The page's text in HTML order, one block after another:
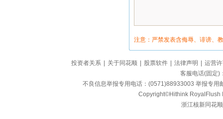
注意：严禁发表含侮辱、诽谤、
投资者关系 关于同花顺 股票软件 法律声明
运营
客服电话(固定
不良信息举报专用电话：(0571)88933003 举报专
Copyright©Hithink RoyalFlush
浙江核新同花